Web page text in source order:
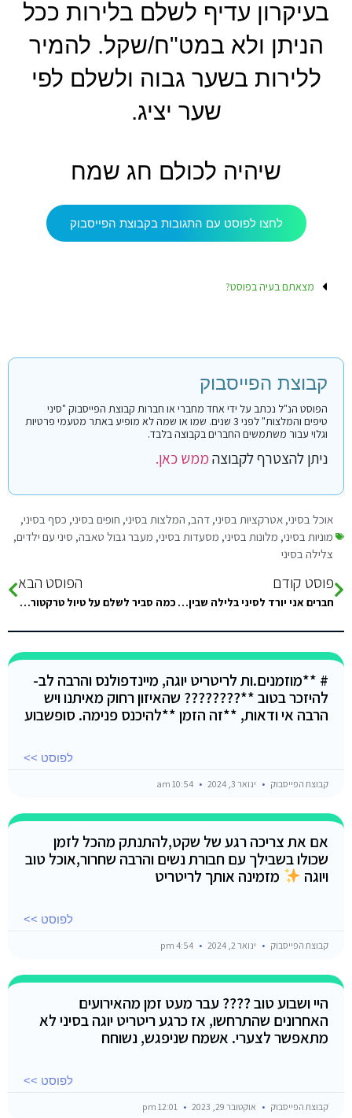
בעיקרון עדיף לשלם בלירות ככל
הניתן ולא במט"ח/שקל. להמיר
ללירות בשער גבוה ולשלם לפי
שער יציג.
שיהיה לכולם חג שמח
לחצו לפוסט עם התגובות בקבוצת הפייסבוק
מצאתם בעיה בפוסט?
קבוצת הפייסבוק
הפוסט הנ"ל נכתב על ידי אחד מחברי או חברות קבוצת הפייסבוק "סיני
טיפים והמלצות" לפני 3 שנים. שמו או שמה לא מופיע באתר מטעמי פרטיות
וגלוי עבור משתמשים החברים בקבוצה בלבד.
ניתן להצטרף לקבוצהממש כאן.
אוכל בסיני, אטרקציות בסיני, דהב, המלצות בסיני, חופים בסיני, כסף בסיני,
מוניות בסיני, מלונות בסיני, מסעדות בסיני, מעבר גבול טאבה, סיני עם ילדים,
צלילה בסיני
פוסט קודם
חברים אני יורד לסיני בלילה שבין שלישי ורביעי אם מישהו מעוניין להצטרף / טראמפ מגדרה לאילת שיפנה בפרטי יש לי עד
הפוסט הבא
כמה סביר לשלם על טיול טרקטורונים . ואם יש המלצה בשארם. לטיול מוצלח. לא רק סיבוב של שעה . אלא
# **מוזמנים.ות לריטריט יוגה, מיינדפולנס והרבה לב-
להיזכר בטוב **???????? שהאיזון רחוק מאיתנו ויש
הרבה אי ודאות, **זה הזמן **להיכנס פנימה. סופשבוע
לפוסט >>
קבוצת הפייסבוק ינואר 3, 2024
אם את צריכה רגע של שקט,להתנתק מהכל לזמן
שכולו בשבילך עם חבורת נשים והרבה שחרור,אוכל טוב
ויוגה
מזמינה אותך לריטריט
לפוסט >>
קבוצת הפייסבוק ינואר 2, 2024
היי ושבוע טוב ???? עבר מעט זמן מהאירועים
האחרונים שהתרחשו, אז כרגע ריטריט יוגה בסיני לא
מתאפשר לצערי. אשמח שניפגש, נשוחח
לפוסט >>
קבוצת הפייסבוק אוקטובר 29, 2023